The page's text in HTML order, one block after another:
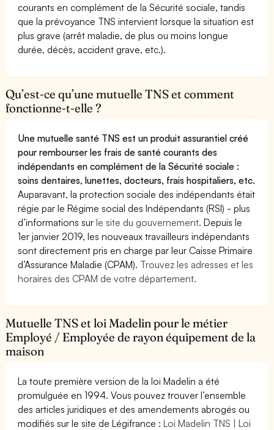
courants en complément de la Sécurité sociale, tandis
que la prévoyance TNS intervient lorsque la situation est
plus grave (arrêt maladie, de plus ou moins longue
durée, décès, accident grave, etc.).
Qu’est-ce qu’une mutuelle TNS et comment
fonctionne-t-elle ?
Une mutuelle santé TNS est un produit assurantiel créé
pour rembourser les frais de santé courants des
indépendants en complément de la Sécurité sociale :
soins dentaires, lunettes, docteurs, frais hospitaliers, etc.
Auparavant, la protection sociale des indépendants était
régie par le Régime social des Indépendants (RSI) - plus
d’informations surle site du gouvernement. Depuis le
1er janvier 2019, les nouveaux travailleurs indépendants
sont directement pris en charge par leur Caisse Primaire
d’Assurance Maladie (CPAM). Trouvez les adresses et les
horaires des CPAM de votre département.
Mutuelle TNS et loi Madelin pour le métier
Employé / Employée de rayon équipement de la
maison
La toute première version de la loi Madelin a été
promulguée en 1994. Vous pouvez trouver l’ensemble
des articles juridiques et des amendements abrogés ou
modifiés sur le site de Légifrance :Loi Madelin TNS | Loi